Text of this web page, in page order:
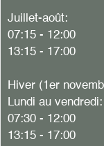
Juillet-août:
07:15 - 12:00
13:15 - 17:00
Hiver (1er
Lundi au vendredi:
07:30 - 12:00
13:15 - 17:00